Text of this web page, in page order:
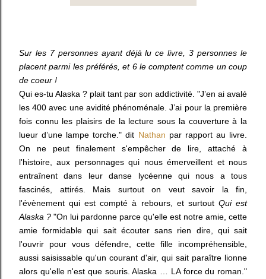
Sur les 7 personnes ayant déjà lu ce livre, 3 personnes le
placent parmi les préférés, et 6 le comptent comme un coup
de coeur !
Qui es-tu Alaska ? plait tant par son addictivité. "J’en ai avalé
les 400 avec une avidité phénoménale. J’ai pour la première
fois connu les plaisirs de la lecture sous la couverture à la
lueur d’une lampe torche." dit Nathan par rapport au livre.
On ne peut finalement s'empêcher de lire, attaché à
l'histoire, aux personnages qui nous émerveillent et nous
entraînent dans leur danse lycéenne qui nous a tous
fascinés, attirés. Mais surtout on veut savoir la fin,
l'évènement qui est compté à rebours, et surtout Qui est
Alaska ? "On lui pardonne parce qu'elle est notre amie, cette
amie formidable qui sait écouter sans rien dire, qui sait
l'ouvrir pour vous défendre, cette fille incompréhensible,
aussi saisissable qu'un courant d'air, qui sait paraître lionne
alors qu'elle n'est que souris. Alaska … LA force du roman."